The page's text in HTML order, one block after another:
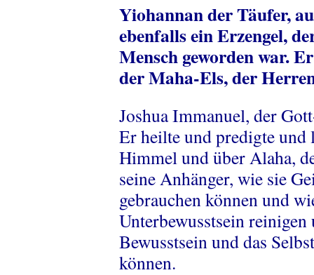
Yiohannan der Täufer,
ebenfalls ein Erzengel,
Mensch geworden war.
der Maha-Els, der
Joshua Immanuel, der
Er heilte und predigte und
Himmel und über Alaha,
seine Anhänger, wie sie
gebrauchen können und
Unterbewusstsein
Bewusstsein und das
können.